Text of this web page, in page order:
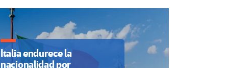
Italia endurece la
nacionalidad por